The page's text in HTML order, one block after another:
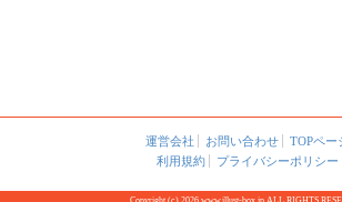
運営会社 お問い合わせ
TOPペー
利用規約
プライバシーポリシー
Copyright (c) 2026 www.illust-box.jp ALL RIGHTS